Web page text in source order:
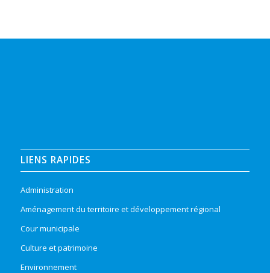
LIENS RAPIDES
Administration
Aménagement du territoire et développement régional
Cour municipale
Culture et patrimoine
Environnement